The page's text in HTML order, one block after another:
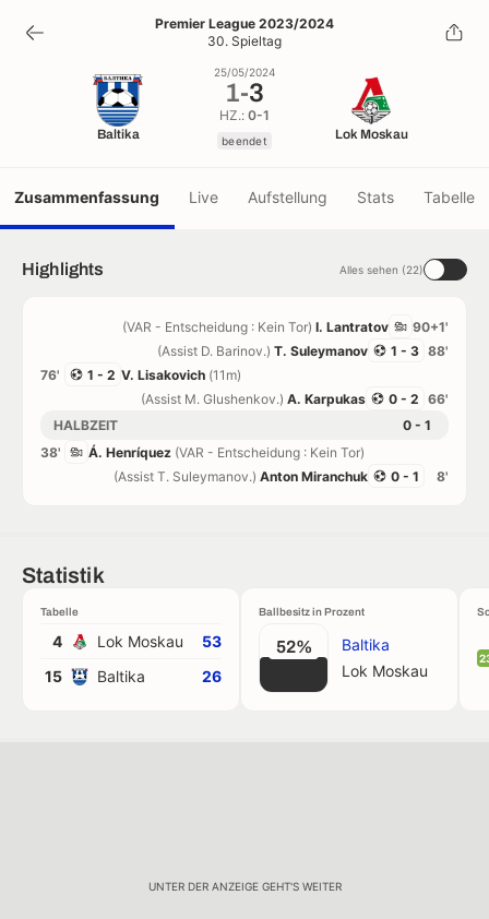
1-3
beendet
Premier League 2023/2024
30. Spieltag
Baltika
25/05/2024
1-3
HZ.: 0-1
beendet Lok Moskau
Zusammenfassung Live Aufstellung Stats Tabelle
Highlights Alles sehen (22)
90+1'
(VAR - Entscheidung : Kein Tor) I. Lantratov
88'
1 - 3
(Assist D. Barinov.) T. Suleymanov
76'
1 - 2 V. Lisakovich (11m)
66'
0 - 2
(Assist M. Glushenkov.) A. Karpukas
HALBZEIT
0 - 1
38'
Á. Henríquez (VAR - Entscheidung : Kein Tor)
8'
0 - 1
(Assist T. Suleymanov.) Anton Miranchuk
Statistik
Tabelle
4 Lok Moskau
53
15
Baltika 26
Ballbesitz in Prozent
52%
Baltika
Lok Moskau
UNTER DER ANZEIGE GEHT'S WEITER